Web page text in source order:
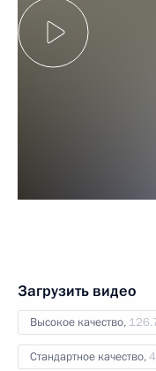
Загрузить видео
Высокое качество,
Стандартное качество,